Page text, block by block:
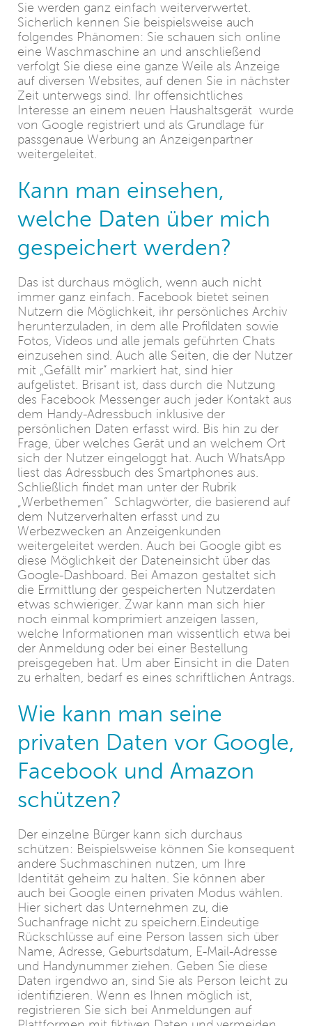
Sie werden ganz einfach weiterverwertet.
Sicherlich kennen Sie beispielsweise auch
folgendes Phänomen: Sie schauen sich online
eine Waschmaschine an und anschließend
verfolgt Sie diese eine ganze Weile als Anzeige
auf diversen Websites, auf denen Sie in nächster
Zeit unterwegs sind. Ihr offensichtliches
Interesse an einem neuen Haushaltsgerät wurde
von Google registriert und als Grundlage für
passgenaue Werbung an Anzeigenpartner
weitergeleitet.
Kann man einsehen,
welche Daten über mich
gespeichert werden?
Das ist durchaus möglich, wenn auch nicht
immer ganz einfach. Facebook bietet seinen
Nutzern die Möglichkeit, ihr persönliches Archiv
herunterzuladen, in dem alle Profildaten sowie
Fotos, Videos und alle jemals geführten Chats
einzusehen sind. Auch alle Seiten, die der Nutzer
mit „Gefällt mir“ markiert hat, sind hier
aufgelistet. Brisant ist, dass durch die Nutzung
des Facebook Messenger auch jeder Kontakt aus
dem Handy-Adressbuch inklusive der
persönlichen Daten erfasst wird. Bis hin zu der
Frage, über welches Gerät und an welchem Ort
sich der Nutzer eingeloggt hat. Auch WhatsApp
liest das Adressbuch des Smartphones aus.
Schließlich findet man unter der Rubrik
„Werbethemen“ Schlagwörter, die basierend auf
dem Nutzerverhalten erfasst und zu
Werbezwecken an Anzeigenkunden
weitergeleitet werden. Auch bei Google gibt es
diese Möglichkeit der Dateneinsicht über das
Google-Dashboard. Bei Amazon gestaltet sich
die Ermittlung der gespeicherten Nutzerdaten
etwas schwieriger. Zwar kann man sich hier
noch einmal komprimiert anzeigen lassen,
welche Informationen man wissentlich etwa bei
der Anmeldung oder bei einer Bestellung
preisgegeben hat. Um aber Einsicht in die Daten
zu erhalten, bedarf es eines schriftlichen Antrags.
Wie kann man seine
privaten Daten vor Google,
Facebook und Amazon
schützen?
Der einzelne Bürger kann sich durchaus
schützen: Beispielsweise können Sie konsequent
andere Suchmaschinen nutzen, um Ihre
Identität geheim zu halten. Sie können aber
auch bei Google einen privaten Modus wählen.
Hier sichert das Unternehmen zu, die
Suchanfrage nicht zu speichern.Eindeutige
Rückschlüsse auf eine Person lassen sich über
Name, Adresse, Geburtsdatum, E-Mail-Adresse
und Handynummer ziehen. Geben Sie diese
Daten irgendwo an, sind Sie als Person leicht zu
identifizieren. Wenn es Ihnen möglich ist,
registrieren Sie sich bei Anmeldungen auf